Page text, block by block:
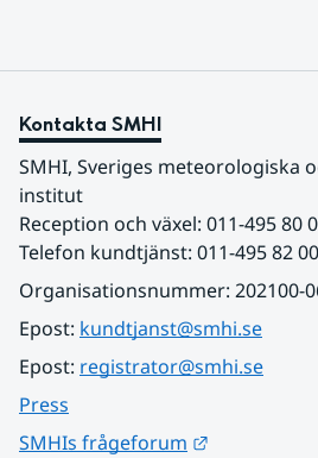
Kontakta SMHI
SMHI, Sveriges meteorologiska
institut
Reception och växel: 011-495 80
Telefon kundtjänst: 011-495 82 00
Organisationsnummer: 202100-
Epost: kundtjanst@smhi.se
Epost: registrator@smhi.se
Press
SMHIs frågeforum